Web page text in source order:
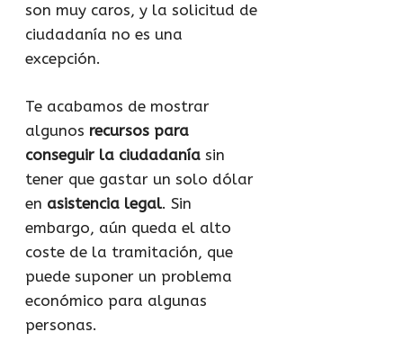
son muy caros, y la solicitud de
ciudadanía no es una
excepción.
Te acabamos de mostrar
algunos recursos para
conseguir la ciudadanía sin
tener que gastar un solo dólar
en asistencia legal. Sin
embargo, aún queda el alto
coste de la tramitación, que
puede suponer un problema
económico para algunas
personas.